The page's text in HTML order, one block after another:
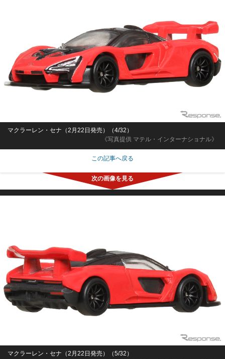
《写真提供 マテル・インターナショナル》
マクラーレン・セナ（2月22日発売）（4/32）
この記事へ戻る
マクラーレン・セナ（2月22日発売）（5/32）